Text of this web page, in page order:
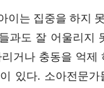
이는 집중을 하지
과도 잘 어울리지
거나 충동을 억제
있다. 소아전문가